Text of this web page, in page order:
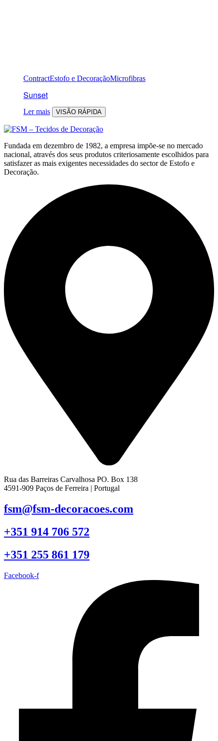
ContractEstofo e DecoraçãoMicrofibras
Sunset
Ler mais VISÃO RÁPIDA
Fundada em dezembro de 1982, a empresa impõe-se no mercado
nacional, através dos seus produtos criteriosamente escolhidos para
satisfazer as mais exigentes necessidades do sector de Estofo e
Decoração.
Rua das Barreiras Carvalhosa PO. Box 138
4591-909 Paços de Ferreira | Portugal
fsm@fsm-decoracoes.com
+351 914 706 572
+351 255 861 179
Facebook-f